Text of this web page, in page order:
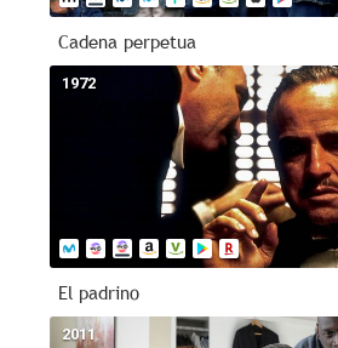
Cadena perpetua
1972
El padrino
2011